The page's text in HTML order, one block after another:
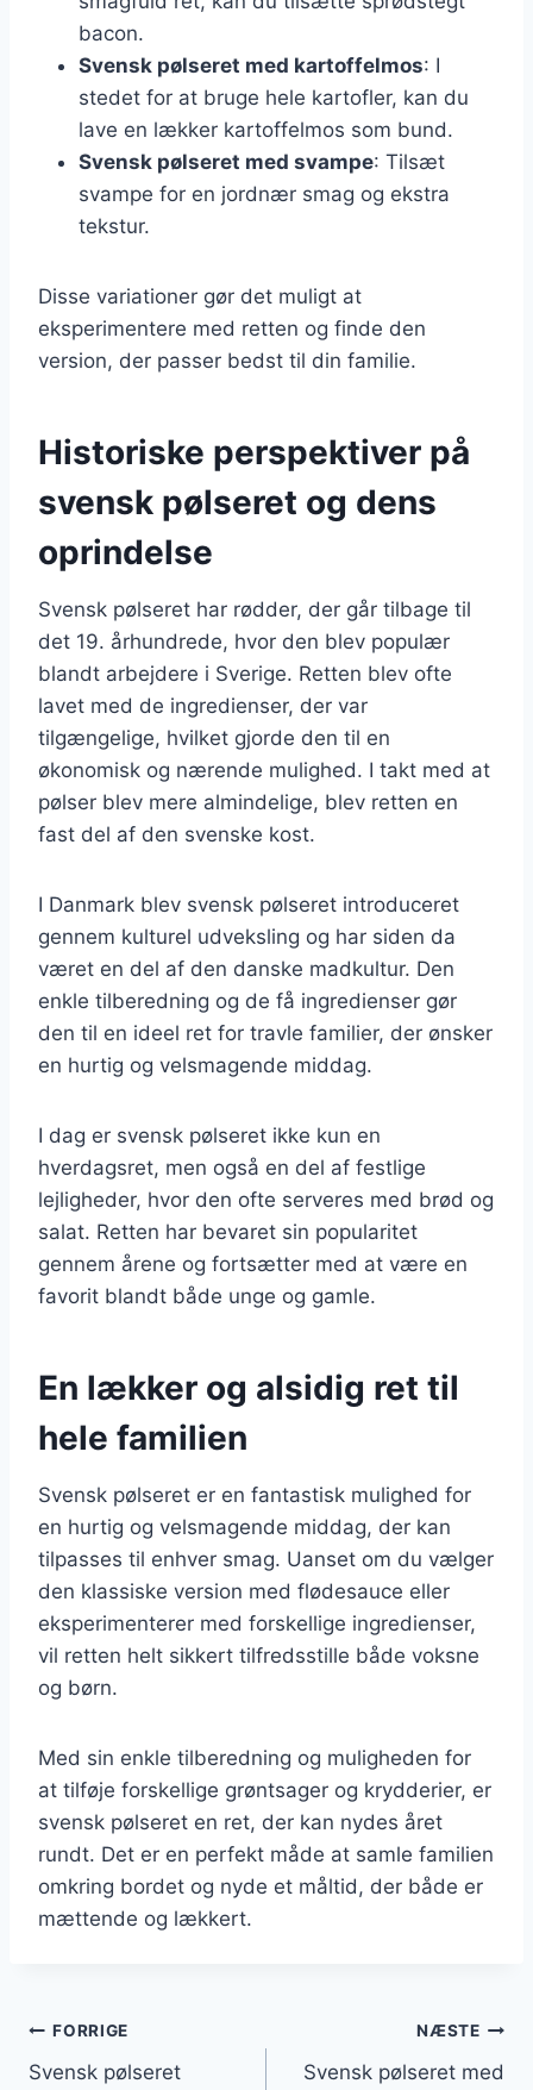
bacon.
Svensk pølseret med kartoffelmos: I
stedet for at bruge hele kartofler, kan du
lave en lækker kartoffelmos som bund.
Svensk pølseret med svampe: Tilsæt
svampe for en jordnær smag og ekstra
tekstur.
Disse variationer gør det muligt at
eksperimentere med retten og finde den
version, der passer bedst til din familie.
Historiske perspektiver på
svensk pølseret og dens
oprindelse
Svensk pølseret har rødder, der går tilbage til
det 19. århundrede, hvor den blev populær
blandt arbejdere i Sverige. Retten blev ofte
lavet med de ingredienser, der var
tilgængelige, hvilket gjorde den til en
økonomisk og nærende mulighed. I takt med at
pølser blev mere almindelige, blev retten en
fast del af den svenske kost.
I Danmark blev svensk pølseret introduceret
gennem kulturel udveksling og har siden da
været en del af den danske madkultur. Den
enkle tilberedning og de få ingredienser gør
den til en ideel ret for travle familier, der ønsker
en hurtig og velsmagende middag.
I dag er svensk pølseret ikke kun en
hverdagsret, men også en del af festlige
lejligheder, hvor den ofte serveres med brød og
salat. Retten har bevaret sin popularitet
gennem årene og fortsætter med at være en
favorit blandt både unge og gamle.
En lækker og alsidig ret til
hele familien
Svensk pølseret er en fantastisk mulighed for
en hurtig og velsmagende middag, der kan
tilpasses til enhver smag. Uanset om du vælger
den klassiske version med flødesauce eller
eksperimenterer med forskellige ingredienser,
vil retten helt sikkert tilfredsstille både voksne
og børn.
Med sin enkle tilberedning og muligheden for
at tilføje forskellige grøntsager og krydderier, er
svensk pølseret en ret, der kan nydes året
rundt. Det er en perfekt måde at samle familien
omkring bordet og nyde et måltid, der både er
mættende og lækkert.
Indlægsnavigation
FORRIGE
Svensk pølseret
NÆSTE
Svensk pølseret med